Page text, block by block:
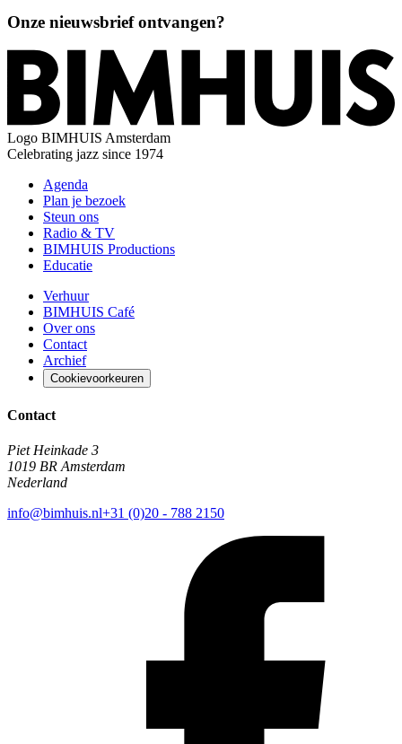
Onze nieuwsbrief ontvangen?
Logo BIMHUIS Amsterdam
Celebrating jazz since 1974
Agenda
Plan je bezoek
Steun ons
Radio & TV
BIMHUIS Productions
Educatie
Verhuur
BIMHUIS Café
Over ons
Contact
Archief
Cookievoorkeuren
Contact
Piet Heinkade 3
1019 BR Amsterdam
Nederland
info@bimhuis.nl+31 (0)20 - 788 2150